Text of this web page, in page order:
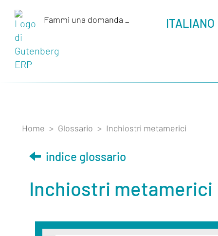
Fammi una domanda _ ITALIANO
Home > Glossario > Inchiostri metamerici
indice glossario
Inchiostri metamerici